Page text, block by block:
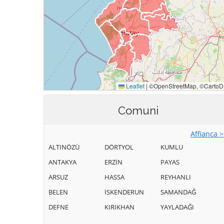
Comuni
Affianca
ALTINÖZÜ
ANTAKYA
ARSUZ
BELEN
DEFNE
DÖRTYOL
ERZİN
HASSA
İSKENDERUN
KIRIKHAN
KUMLU
PAYAS
REYHANLI
SAMANDAĞ
YAYLADAĞI